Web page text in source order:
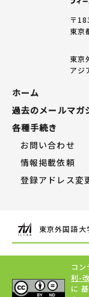
〒
東京
東京
アジ
ホーム
過去のメールマガ
各種手続き
お問い合わせ
情報掲載依頼
登録アドレス変
東京外国語
コン
利-
に 基